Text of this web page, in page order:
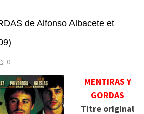
de Alfonso Albacete et
0
MENTIRAS Y
GORDAS
Titre original